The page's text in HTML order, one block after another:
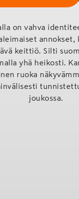
on vahva
annokset,
keittiö. Silti
yhä heikosti.
ruoka
joukossa.